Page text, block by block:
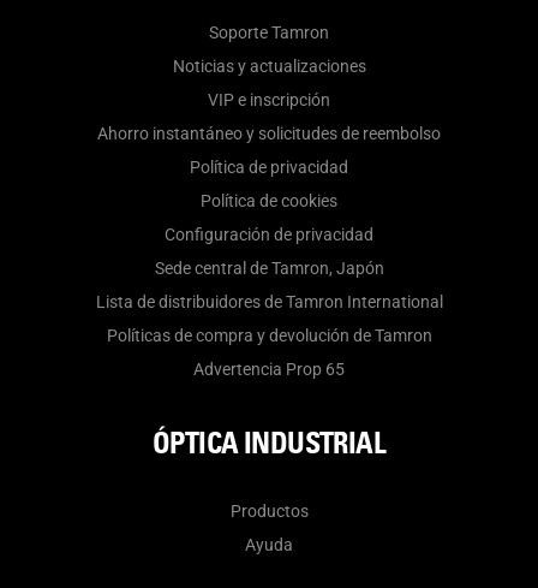
Soporte Tamron
Noticias y actualizaciones
VIP e inscripción
Ahorro instantáneo y solicitudes de reembolso
Política de privacidad
Política de cookies
Configuración de privacidad
Sede central de Tamron, Japón
Lista de distribuidores de Tamron International
Políticas de compra y devolución de Tamron
Advertencia Prop 65
ÓPTICA INDUSTRIAL
Productos
Ayuda